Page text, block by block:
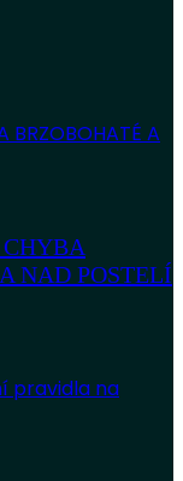
NAD POSTELÍ